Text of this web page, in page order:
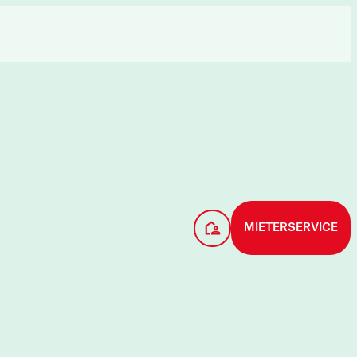
MIETERSERVICE